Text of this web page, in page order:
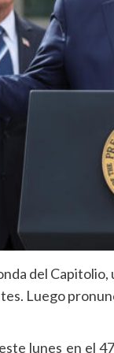
del
Luego
lunes en el